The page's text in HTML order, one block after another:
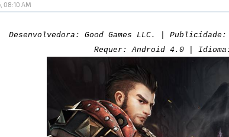
08:10 AM
Desenvolvedora: Good Games LLC. |
Requer: Android 4.0 |